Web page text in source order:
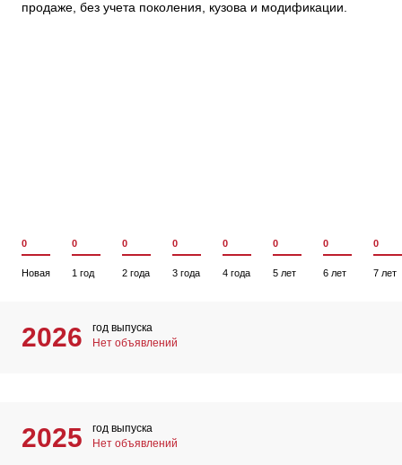
продаже, без учета поколения, кузова и модификации.
0
Новая
0
1 год
0
2 года
0
3 года
0
4 года
0
5 лет
0
6 лет
0
7 лет
2026
год выпуска
Нет объявлений
2025
год выпуска
Нет объявлений